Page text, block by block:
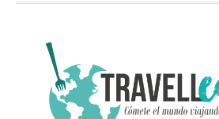
FOOTER